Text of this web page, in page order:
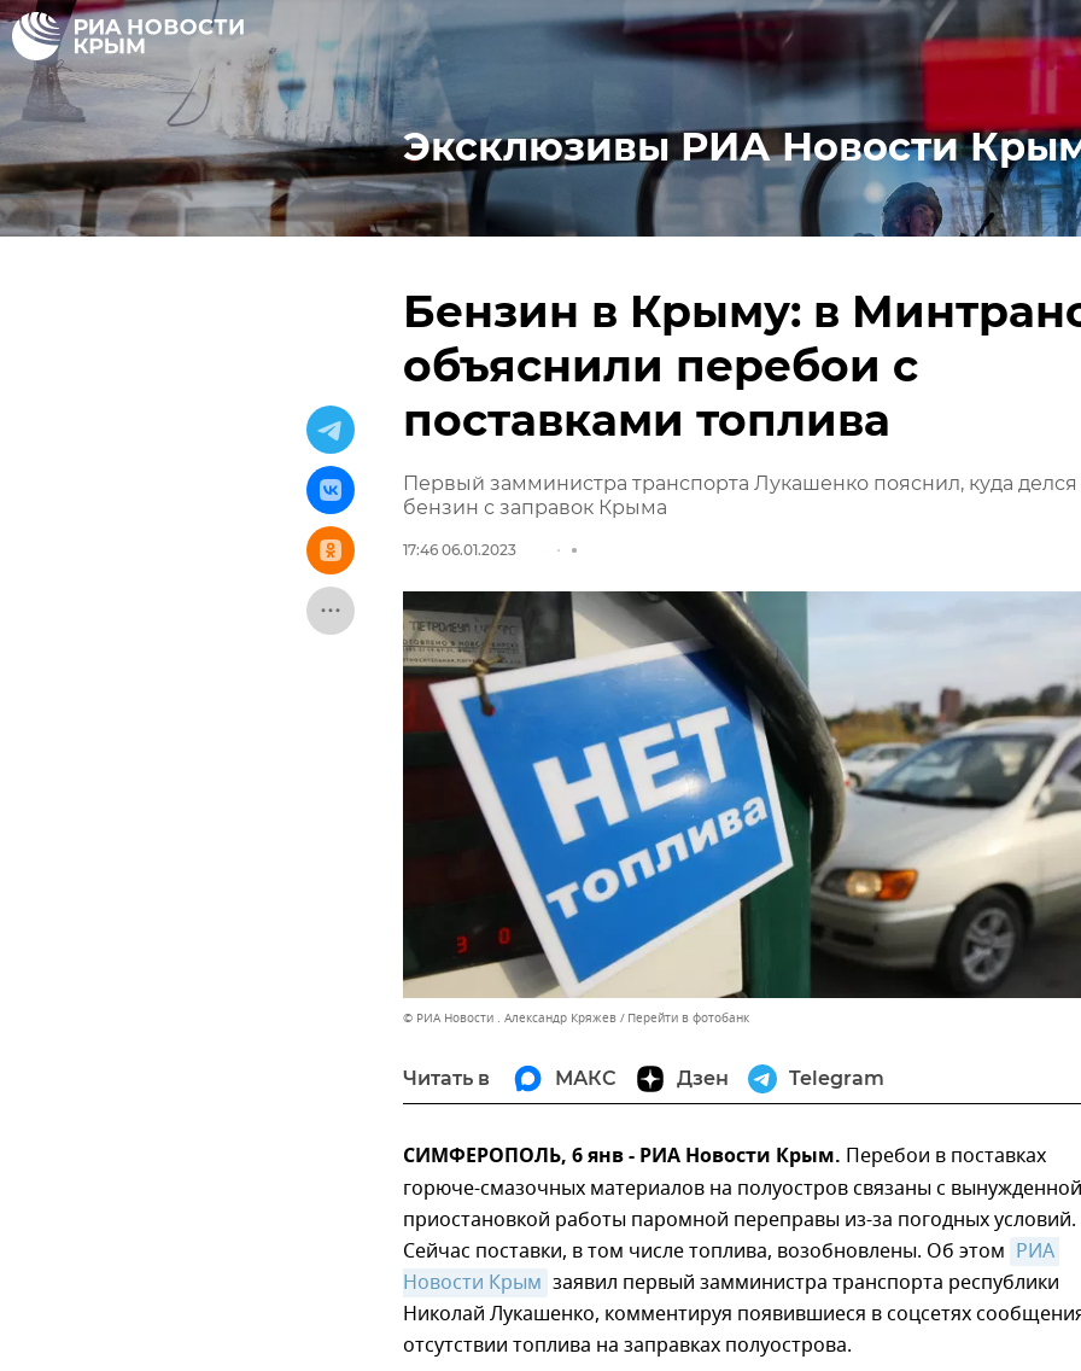
Эксклюзивы РИА Новости
Бензин в Крыму: в
объяснили перебои с
поставками топлива
Первый замминистра транспорта Лукашенко пояснил, куда делся
бензин с заправок Крыма
17:46 06.01.2023
© РИА Новости . Александр Кряжев Перейти в фотобанк
Читать в МАКС Дзен Telegram
СИМФЕРОПОЛЬ, 6 янв - РИА Новости Крым. Перебои в поставках
горюче-смазочных материалов на полуостров связаны с вынужденной
приостановкой работы паромной переправы из-за погодных условий.
Сейчас поставки, в том числе топлива, возобновлены. Об этом РИА
Новости Крым заявил первый замминистра транспорта республики
Николай Лукашенко, комментируя появившиеся в соцсетях
отсутствии топлива на заправках полуострова.